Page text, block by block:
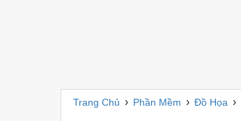
Trang Chủ › Phần Mềm › Đồ Họa ›